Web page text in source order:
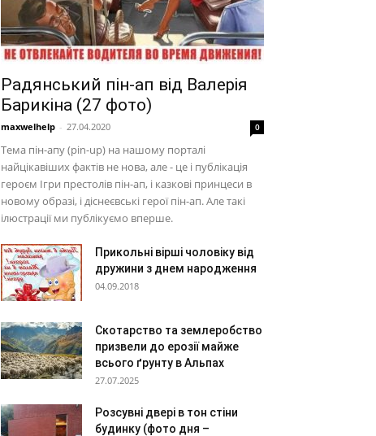
Радянський пін-ап від Валерія
Барикіна (27 фото)
maxwelhelp - 27.04.2020 0
Тема пін-апу (pin-up) на нашому порталі
найцікавіших фактів не нова, але - це і публікація
героєм Ігри престолів пін-ап, і казкові принцеси в
новому образі, і діснеєвські герої пін-ап. Але такі
ілюстрації ми публікуємо вперше.
Прикольні вірші чоловіку від
дружини з днем народження
04.09.2018
Скотарство та землеробство
призвели до ерозії майже
всього ґрунту в Альпах
27.07.2025
Розсувні двері в тон стіни
будинку (фото дня –